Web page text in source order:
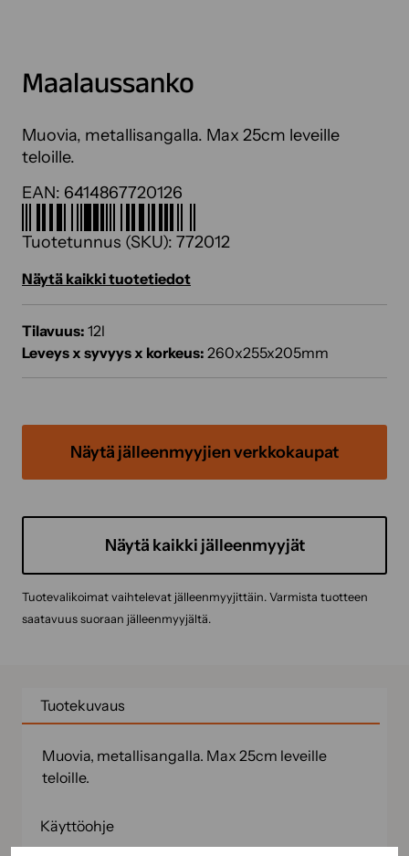
Maalaussanko
Muovia, metallisangalla. Max 25cm leveille
teloille.
EAN: 6414867720126
Tuotetunnus (SKU): 772012
Näytä kaikki tuotetiedot
Tilavuus: 12l
Leveys x syvyys x korkeus: 260x255x205mm
Näytä jälleenmyyjien verkkokaupat
Näytä kaikki jälleenmyyjät
Tuotevalikoimat vaihtelevat jälleenmyyjittäin. Varmista tuotteen
saatavuus suoraan jälleenmyyjältä.
Tuotekuvaus
Muovia, metallisangalla. Max 25cm leveille
teloille.
Käyttöohje